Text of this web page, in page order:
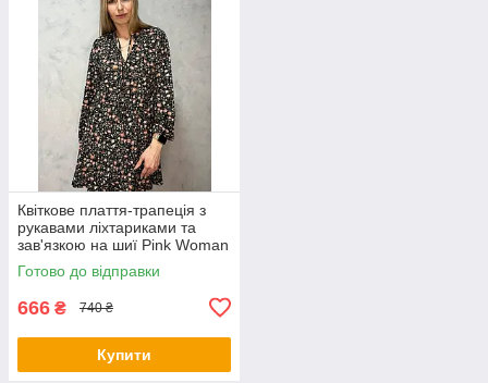
Квіткове плаття-трапеція з
рукавами ліхтариками та
зав'язкою на шиї Pink Woman
(р. 42-44) 1035205r
Готово до відправки
666 ₴ 740 ₴
Купити